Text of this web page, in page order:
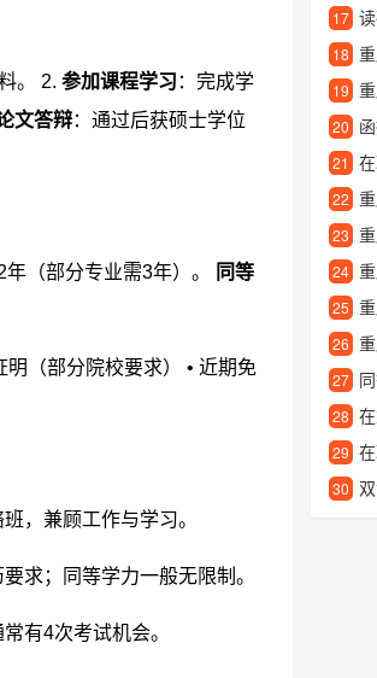
。 2. 参加课程学习 ：完成学
文答辩：通过后获硕士学位
（部分专业需3年）。
同等
明（部分院校要求） • 近期免
，兼顾工作与学习。
求；同等学力一般无限制。
有4次考试机会。
17
18
19
20
21
22 重
23
24
25
26
27
28
29
30